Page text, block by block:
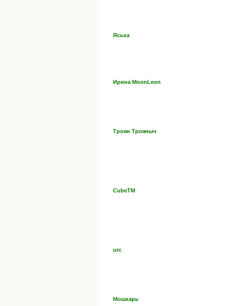
Яська
Ирина MoonLeon
Троян Трояныч
CubeTM
urc
Мошкарь